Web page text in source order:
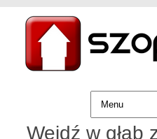
Wejdź w głąb